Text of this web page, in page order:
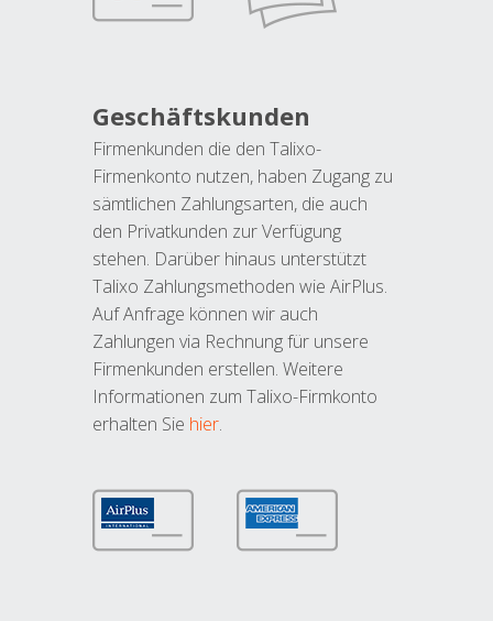
Geschäftskunden
Firmenkunden die den Talixo-
Firmenkonto nutzen, haben Zugang zu
sämtlichen Zahlungsarten, die auch
den Privatkunden zur Verfügung
stehen. Darüber hinaus unterstützt
Talixo Zahlungsmethoden wie AirPlus.
Auf Anfrage können wir auch
Zahlungen via Rechnung für unsere
Firmenkunden erstellen. Weitere
Informationen zum Talixo-Firmkonto
erhalten Sie hier.